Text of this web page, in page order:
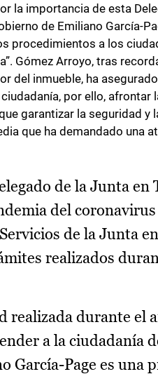
la importancia de esta
de Emiliano García-
procedimientos a los
Gómez Arroyo, tras
del inmueble, ha asegurado
por ello, afrontar
garantizar la seguridad y
que ha demandado una
de la Junta en
del coronavirus
de la Junta
realizados
realizada durante el
a la ciudadanía
García-Page es una